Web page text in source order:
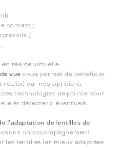
;
contact ;
;
réalité virtuelle.
vue vous permet de bénéficier
réalisé par nos opticiens
technologies de pointe pour
et détecter d'éventuels
l'adaptation de lentilles de
un accompagnement
les lentilles les mieux adaptées